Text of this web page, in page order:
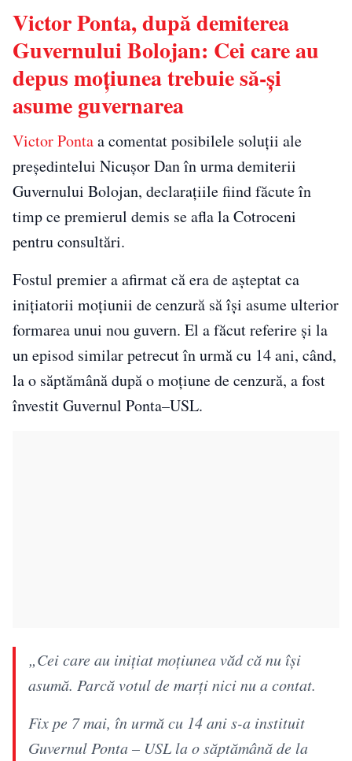
Victor Ponta, după demiterea
Guvernului Bolojan: Cei care au
depus moțiunea trebuie să-și
asume guvernarea
Victor Pontaa comentat posibilele soluții ale
președintelui Nicușor Dan în urma demiterii
Guvernului Bolojan, declarațiile fiind făcute în
timp ce premierul demis se afla la Cotroceni
pentru consultări.
Fostul premier a afirmat că era de așteptat ca
inițiatorii moțiunii de cenzură să își asume ulterior
formarea unui nou guvern. El a făcut referire și la
un episod similar petrecut în urmă cu 14 ani, când,
la o săptămână după o moțiune de cenzură, a fost
învestit Guvernul Ponta–USL.
„Cei care au inițiat moțiunea văd că nu își
asumă. Parcă votul de marți nici nu a contat.
Fix pe 7 mai, în urmă cu 14 ani s-a instituit
Guvernul Ponta – USL la o săptămână de la